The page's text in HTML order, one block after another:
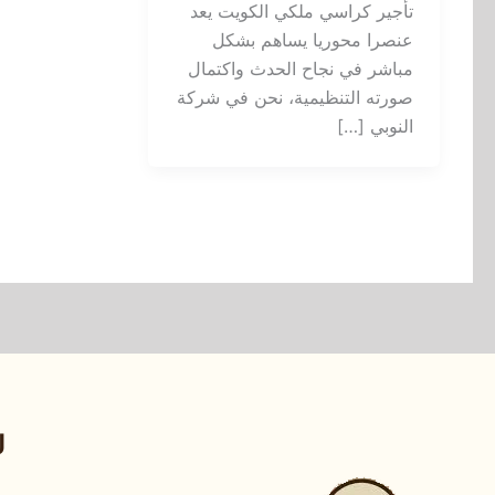
تأجير كراسي ملكي الكويت يعد
عنصرا محوريا يساهم بشكل
مباشر في نجاح الحدث واكتمال
صورته التنظيمية، نحن في شركة
النوبي […]